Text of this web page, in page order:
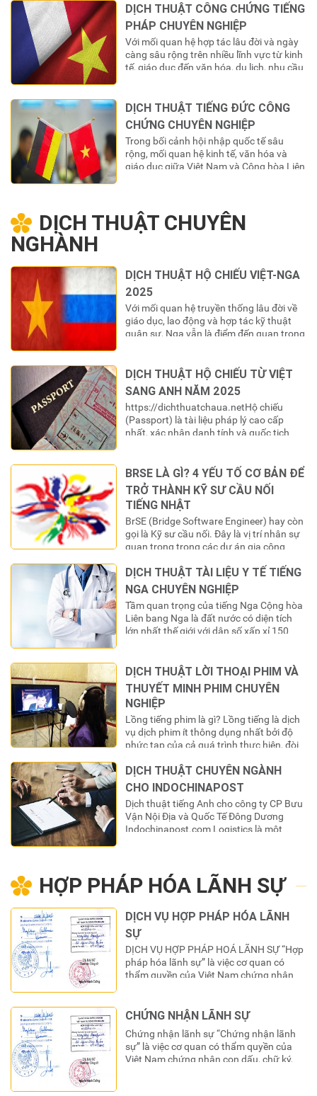
Nam. Hàng năm, hàng chục ngàn bộ hồ
sơ được nộp vào các trường đại học
DỊCH THUẬT CÔNG CHỨNG TIẾNG
PHÁP CHUYÊN NGHIỆP
Với mối quan hệ hợp tác lâu đời và ngày
càng sâu rộng trên nhiều lĩnh vực từ kinh
tế, giáo dục đến văn hóa, du lịch, nhu cầu
nói tiếng Pháp (Pháp ngữ) là rất lớn….
DỊCH THUẬT TIẾNG ĐỨC CÔNG
CHỨNG CHUYÊN NGHIỆP
Trong bối cảnh hội nhập quốc tế sâu
rộng, mối quan hệ kinh tế, văn hóa và
giáo dục giữa Việt Nam và Cộng hòa Liên
thương mại, du học và…
DỊCH THUẬT CHUYÊN
NGHÀNH
DỊCH THUẬT HỘ CHIẾU VIỆT-NGA
2025
Với mối quan hệ truyền thống lâu đời về
giáo dục, lao động và hợp tác kỹ thuật
quân sự, Nga vẫn là điểm đến quan trọng
Nga, cuốn hộ chiếu (паспорт) Việt Nam
là giấy tờ tùy…
DỊCH THUẬT HỘ CHIẾU TỪ VIỆT
SANG ANH NĂM 2025
https://dichthuatchaua.netHộ chiếu
(Passport) là tài liệu pháp lý cao cấp
nhất, xác nhận danh tính và quốc tịch
“chìa khóa” để mở ra cánh cửa thế
giới. Tuy nhiên, để “chìa khóa” này có giá
trị sử dụng trong các hệ thống…
BRSE LÀ GÌ? 4 YẾU TỐ CƠ BẢN ĐỂ
TRỞ THÀNH KỸ SƯ CẦU NỐI
TIẾNG NHẬT
BrSE (Bridge Software Engineer) hay còn
gọi là Kỹ sư cầu nối. Đây là vị trí nhân sự
quan trọng trong các dự án gia công
đóng vai trò là “cầu nối” thông tin và văn
hóa giữa đội ngũ phát triển ở Việt Nam và
DỊCH THUẬT TÀI LIỆU Y TẾ TIẾNG
NGA CHUYÊN NGHIỆP
Tầm quan trọng của tiếng Nga Cộng hòa
Liên bang Nga là đất nước có diện tích
lớn nhất thế giới với dân số xấp xỉ 150
thế giới. Không dừng lại ở đó, quốc gia
này còn là…
DỊCH THUẬT LỜI THOẠI PHIM VÀ
THUYẾT MINH PHIM CHUYÊN
NGHIỆP
Lồng tiếng phim là gì? Lồng tiếng là dịch
vụ dịch phim ít thông dụng nhất bởi độ
phức tạp của cả quá trình thực hiện, đòi
vào phim và diễn đạt tình cảm, tự nhiên
hơn nhiều lần. Khi lồng tiếng, ngôn ngữ
DỊCH THUẬT CHUYÊN NGÀNH
CHO INDOCHINAPOST
Dịch thuật tiếng Anh cho công ty CP Bưu
Vận Nội Địa và Quốc Tế Đông Dương
Indochinapost.com Logistics là một
sản xuất, kinh doanh, thương mại, quân
sự, y tế, dược phẩm,…
HỢP PHÁP HÓA LÃNH SỰ
DỊCH VỤ HỢP PHÁP HÓA LÃNH
SỰ
DỊCH VỤ HỢP PHÁP HOÁ LÃNH SỰ “Hợp
pháp hóa lãnh sự” là việc cơ quan có
thẩm quyền của Việt Nam chứng nhận
đó được công nhận và sử dụng tại Việt
CHỨNG NHẬN LÃNH SỰ
Chứng nhận lãnh sự “Chứng nhận lãnh
sự” là việc cơ quan có thẩm quyền của
Việt Nam chứng nhận con dấu, chữ ký,